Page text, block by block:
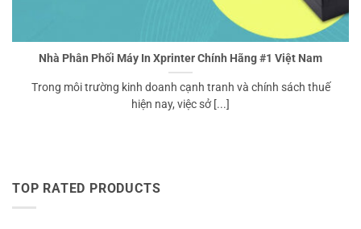
Nhà Phân Phối Máy In Xprinter Chính Hãng #1 Việt Nam
Trong môi trường kinh doanh cạnh tranh và chính sách thuế
hiện nay, việc sở [...]
TOP RATED PRODUCTS